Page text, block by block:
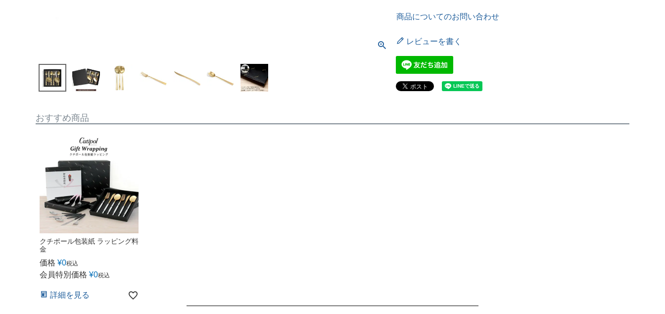
商品についてのお問い合わせ
レビューを書く
おすすめ商品
クチポール包装紙 ラッピング料
金
価格 ¥0税込
会員特別価格 ¥0税込
詳細を見る